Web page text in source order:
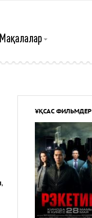
Мақалалар
,
ҰҚСАС ФИЛЬМДЕР